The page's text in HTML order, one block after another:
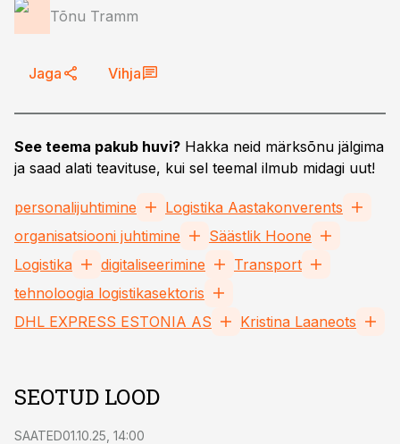
Tõnu Tramm
Jaga Vihja
See teema pakub huvi? Hakka neid märksõnu jälgima
ja saad alati teavituse, kui sel teemal ilmub midagi uut!
personalijuhtimine
Logistika Aastakonverents
organisatsiooni juhtimine
Säästlik Hoone
Logistika
digitaliseerimine
Transport
tehnoloogia logistikasektoris
DHL EXPRESS ESTONIA AS
Kristina Laaneots
SEOTUD LOOD
SAATED01.10.25, 14:00